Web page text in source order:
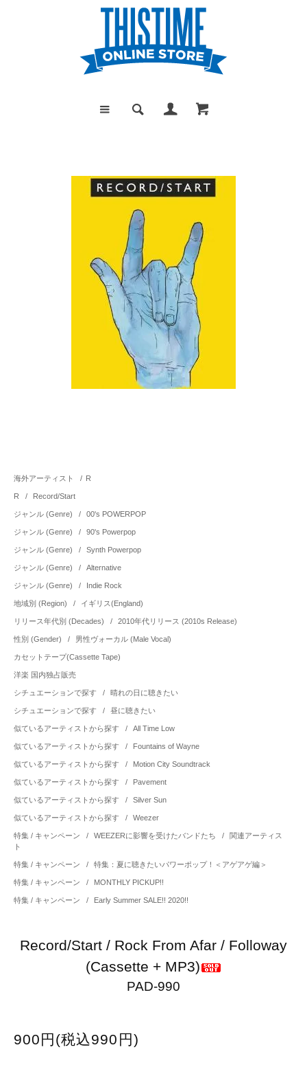
海外アーティスト / R
R / Record/Start
ジャンル (Genre) / 00's POWERPOP
ジャンル (Genre) / 90's Powerpop
ジャンル (Genre) / Synth Powerpop
ジャンル (Genre) / Alternative
ジャンル (Genre) / Indie Rock
地域別 (Region) / イギリス(England)
リリース年代別 (Decades) / 2010年代リリース (2010s Release)
性別 (Gender) / 男性ヴォーカル (Male Vocal)
カセットテープ(Cassette Tape)
洋楽 国内独占販売
シチュエーションで探す / 晴れの日に聴きたい
シチュエーションで探す / 昼に聴きたい
似ているアーティストから探す / All Time Low
似ているアーティストから探す / Fountains of Wayne
似ているアーティストから探す / Motion City Soundtrack
似ているアーティストから探す / Pavement
似ているアーティストから探す / Silver Sun
似ているアーティストから探す / Weezer
特集 / キャンペーン / WEEZERに影響を受けたバンドたち /
関連アーティス
ト
特集 / キャンペーン / 特集：夏に聴きたいパワーポップ！＜アゲアゲ編＞
特集 / キャンペーン / MONTHLY PICKUP!!
特集 / キャンペーン / Early Summer SALE!! 2020!!
Record/Start / Rock From Afar / Followay
(Cassette + MP3)
PAD-990
900円(税込990円)